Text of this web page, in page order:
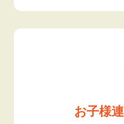
お子様